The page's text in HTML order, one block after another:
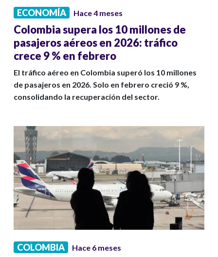
ECONOMÍA Hace 4 meses
Colombia supera los 10 millones de
pasajeros aéreos en 2026: tráfico
crece 9 % en febrero
El tráfico aéreo en Colombia superó los 10 millones
de pasajeros en 2026. Solo en febrero creció 9 %,
consolidando la recuperación del sector.
COLOMBIA Hace 6 meses